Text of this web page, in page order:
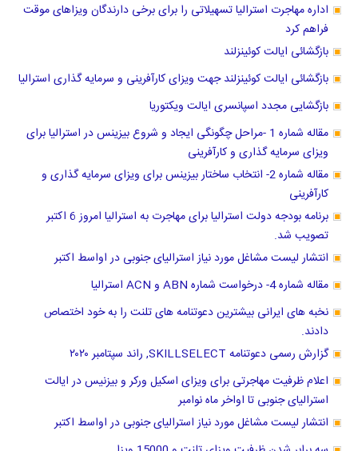
اداره مهاجرت استرالیا تسهیلاتی را برای برخی دارندگان ویزاهای موقت
فراهم کرد
بازگشائی ایالت کوئینزلند
بازگشائی ایالت کوئینزلند جهت ویزای کارآفرینی و سرمایه گذاری استرالیا
بازگشایی مجدد اسپانسری ایالت ویکتوریا
مقاله شماره 1 -مراحل چگونگی ایجاد و شروع بیزینس در استرالیا برای
ویزای سرمایه گذاری و کارآفرینی
مقاله شماره 2- انتخاب ساختار بیزینس برای ویزای سرمایه گذاری و
کارآفرینی
برنامه بودجه دولت استرالیا برای مهاجرت به استرالیا امروز 6 اکتبر
تصویب شد.
انتشار لیست مشاغل مورد نیاز استرالیای جنوبی در اواسط اکتبر
مقاله شماره 4- درخواست شماره ABN و ACN استرالیا
نخبه های ایرانی بیشترین دعوتنامه های تلنت را به خود اختصاص
دادند.
گزارش رسمی دعوتنامه SKILLSELECT, راند سپتامبر ۲۰۲۰
اعلام ظرفیت مهاجرتی برای ویزای اسکیل ورکر و بیزنیس در ایالت
استرالیای جنوبی تا اواخر ماه نوامبر
انتشار لیست مشاغل مورد نیاز استرالیای جنوبی در اواسط اکتبر